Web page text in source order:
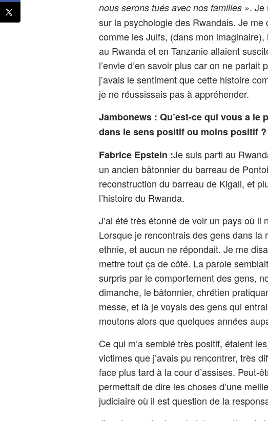
nous serons tués avec nos familles». Je
sur la psychologie des Rwandais. Je me
comme les Juifs, (dans mon
au Rwanda et en Tanzanie allaient
l’envie d’en savoir plus car on ne
j’avais le sentiment que cette histoire
je ne réussissais pas à appréhender.
Jambonews : Qu’est-ce qui vous a le
dans le sens positif ou moins positif ?
Fabrice Epstein :Je suis parti au
un ancien bâtonnier du barreau de
reconstruction du barreau de Kigali, et
l’histoire du Rwanda.
J’ai été très étonné de voir un pays où il
Lorsque je rencontrais des gens dans
ethnie, et aucun ne répondait. Je me
mettre tout ça de côté. La parole
surpris par le comportement des gens,
dimanche, le bâtonnier, chrétien
messe, et là je voyais des gens qui
moutons alors que quelques années
Ce qui m’a semblé très positif, étaient
victimes que j’avais pu rencontrer, très
face plus tard à la cour d’assises. Peut-
permettait de dire les choses d’une
judiciaire où il est question de la